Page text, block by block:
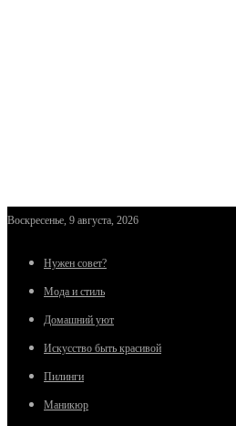
Воскресенье, 9 августа, 2026
Нужен совет?
Мода и стиль
Домашний уют
Искусство быть красивой
Пилинги
Маникюр